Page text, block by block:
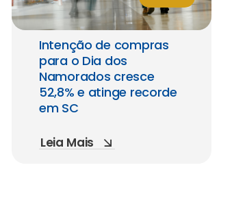
Intenção de compras
para o Dia dos
Namorados cresce
52,8% e atinge recorde
em SC
Leia Mais